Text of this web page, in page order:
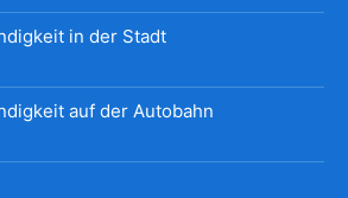
in der Stadt
auf der Autobahn